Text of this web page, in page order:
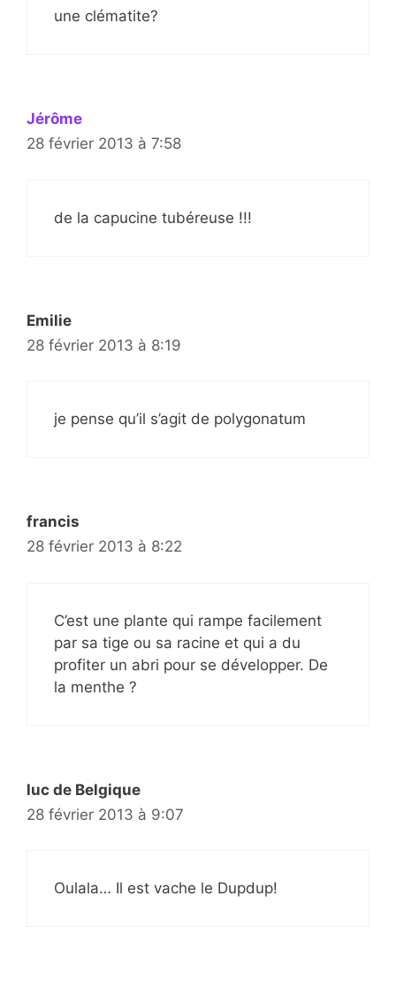
une clématite?
Jérôme
28 février 2013 à 7:58
de la capucine tubéreuse !!!
Emilie
28 février 2013 à 8:19
je pense qu’il s’agit de polygonatum
francis
28 février 2013 à 8:22
C’est une plante qui rampe facilement
par sa tige ou sa racine et qui a du
profiter un abri pour se développer. De
la menthe ?
luc de Belgique
28 février 2013 à 9:07
Oulala… Il est vache le Dupdup!